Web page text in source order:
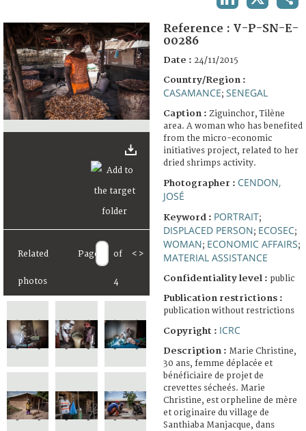
FAQ
Related
photos
Page of
4
< >
Reference : V-P-SN-E-
00286
Date : 24/11/2015
Country/Region :
CASAMANCE; SENEGAL
Caption : Ziguinchor, Tilène
area. A woman who has benefited
from the micro-economic
initiatives project, related to her
dried shrimps activity.
Photographer : CENDON,
JOSÉ
Keyword : PORTRAIT;
DISPLACED PERSON; ECOSEC;
WOMAN; ECONOMIC AFFAIRS;
MATERIAL ASSISTANCE
Confidentiality level : public
Publication restrictions :
publication without restrictions
Copyright : ICRC
Description : Marie Christine,
30 ans, femme déplacée et
bénéficiaire de projet de
crevettes sécheés. Marie
Christine, est orpheline de mère
et originaire du village de
Santhiaba Manjacque, dans